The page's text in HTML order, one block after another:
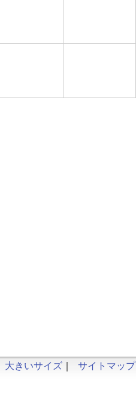
大きいサイズ ｜ サイトマップ